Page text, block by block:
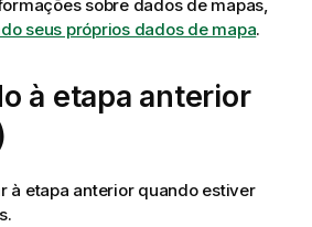
sobre dados de mapas,
seus próprios dados de mapa.
à etapa anterior
à etapa anterior quando estiver